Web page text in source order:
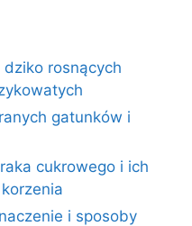
rosnących
gatunków i
cukrowego i ich
i sposoby